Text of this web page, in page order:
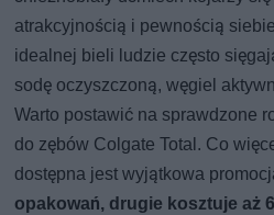
atrakcyjnością i pewnością
idealnej bieli ludzie często
sodę oczyszczoną, węgiel
Warto postawić na sprawdzone
do zębów Colgate Total. Co
dostępna jest wyjątkowa
opakowań, drugie kosztuje aż